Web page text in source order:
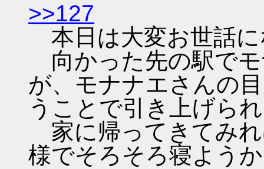
>>127
本日は大変お世話
向かった先の駅で
が、モナナエさんの
うことで引き上げら
家に帰ってきてみ
様でそろそろ寝よう